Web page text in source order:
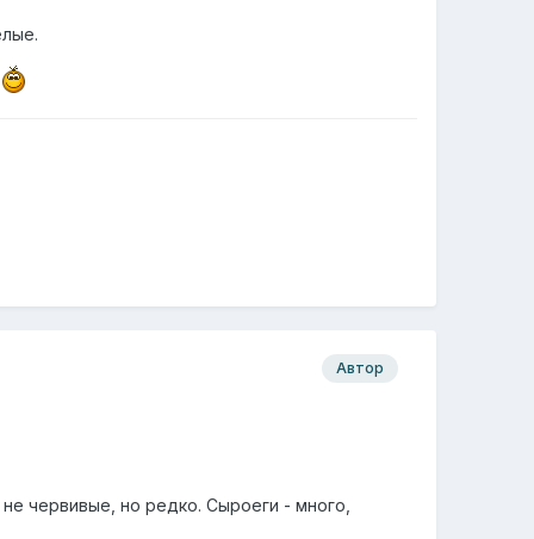
Автор
червивые, но редко. Сыроеги - много,